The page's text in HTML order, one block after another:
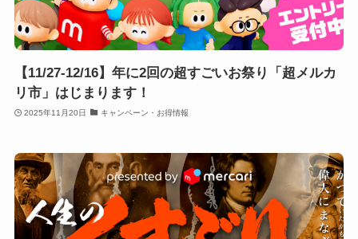
【11/27-12/16】年に2回の超すごいお祭り「超メルカ
リ市」はじまります！
2025年11月20日 キャンペーン・お得情報